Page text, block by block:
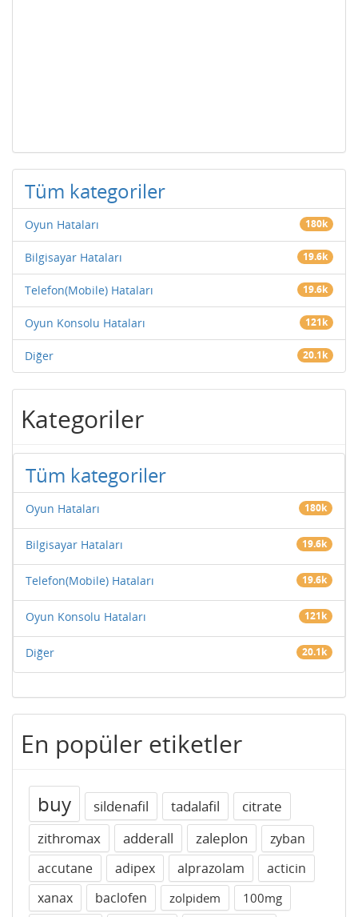
Tüm kategoriler
Oyun Hataları 180k
Bilgisayar Hataları 19.6k
Telefon(Mobile) Hataları 19.6k
Oyun Konsolu Hataları 121k
Diğer 20.1k
Kategoriler
Tüm kategoriler
Oyun Hataları 180k
Bilgisayar Hataları 19.6k
Telefon(Mobile) Hataları 19.6k
Oyun Konsolu Hataları 121k
Diğer 20.1k
En popüler etiketler
buy sildenafil tadalafil
citrate
zithromax
adderall zaleplon
zyban
accutane
adipex alprazolam
acticin
xanax
baclofen zolpidem
100mg